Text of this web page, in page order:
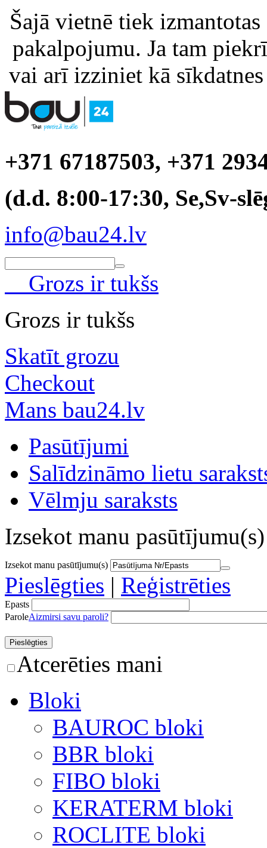
Šajā vietnē tiek
pakalpojumu. Ja tam
vai arī izziniet kā
+371 67187503, +371
(d.d. 8:00-17:30, Se,Sv-
info@bau24.lv
Grozs ir tukšs
Grozs ir tukšs
Skatīt grozu
Checkout
Mans bau24.lv
Pasūtījumi
Salīdzināmo lietu
Vēlmju saraksts
Izsekot manu pasūtījumu(s)
Izsekot manu pasūtījumu(s)
Pieslēgties | Reģistrēties
Epasts
ParoleAizmirsi savu paroli?
Atcerēties mani
Bloki
BAUROC bloki
BBR bloki
FIBO bloki
KERATERM bloki
ROCLITE bloki